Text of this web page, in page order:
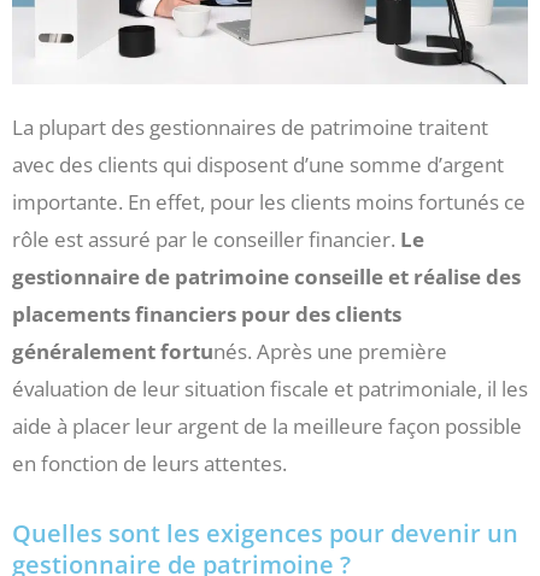
La plupart des gestionnaires de patrimoine traitent
avec des clients qui disposent d’une somme d’argent
importante. En effet, pour les clients moins fortunés ce
rôle est assuré par le conseiller financier. Le
gestionnaire de patrimoine conseille et réalise des
placements financiers pour des clients
généralement fortunés. Après une première
évaluation de leur situation fiscale et patrimoniale, il les
aide à placer leur argent de la meilleure façon possible
en fonction de leurs attentes.
Quelles sont les exigences pour devenir un
gestionnaire de patrimoine ?